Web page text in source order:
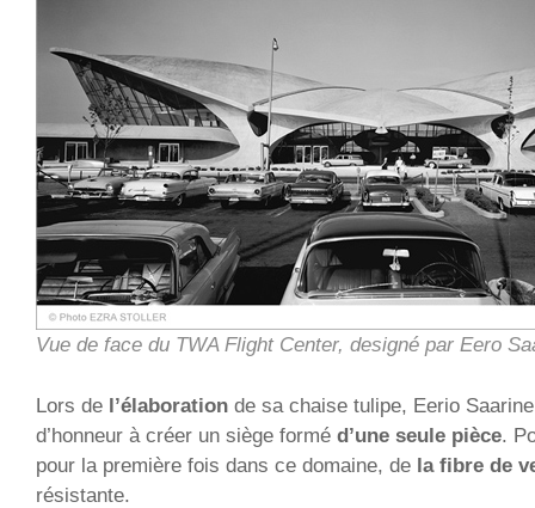
Vue de face du TWA Flight Center, designé par Eero
Lors de l’élaboration de sa chaise tulipe, Eerio
d’honneur à créer un siège formé d’une seule pièce.
pour la première fois dans ce domaine, de la fibre de
résistante.